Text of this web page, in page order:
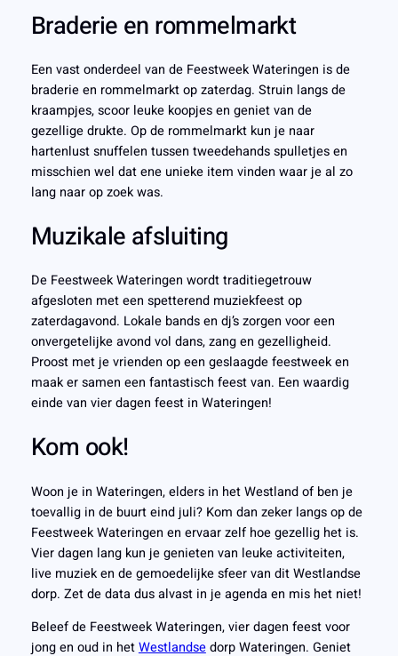
Braderie en rommelmarkt
Een vast onderdeel van de Feestweek Wateringen is de
braderie en rommelmarkt op zaterdag. Struin langs de
kraampjes, scoor leuke koopjes en geniet van de
gezellige drukte. Op de rommelmarkt kun je naar
hartenlust snuffelen tussen tweedehands spulletjes en
misschien wel dat ene unieke item vinden waar je al zo
lang naar op zoek was.
Muzikale afsluiting
De Feestweek Wateringen wordt traditiegetrouw
afgesloten met een spetterend muziekfeest op
zaterdagavond. Lokale bands en dj’s zorgen voor een
onvergetelijke avond vol dans, zang en gezelligheid.
Proost met je vrienden op een geslaagde feestweek en
maak er samen een fantastisch feest van. Een waardig
einde van vier dagen feest in Wateringen!
Kom ook!
Woon je in Wateringen, elders in het Westland of ben je
toevallig in de buurt eind juli? Kom dan zeker langs op de
Feestweek Wateringen en ervaar zelf hoe gezellig het is.
Vier dagen lang kun je genieten van leuke activiteiten,
live muziek en de gemoedelijke sfeer van dit Westlandse
dorp. Zet de data dus alvast in je agenda en mis het niet!
Beleef de Feestweek Wateringen, vier dagen feest voor
jong en oud in hetWestlandsedorp Wateringen. Geniet